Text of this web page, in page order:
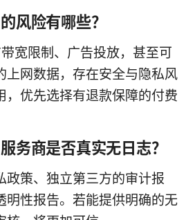
风险有哪些？
宽限制、广告投放，甚至可
上网数据，存在安全与隐私风
，优先选择有退款保障的付费
务商是否真实无日志？
政策、独立第三方的审计报
明性报告。若能提供明确的无